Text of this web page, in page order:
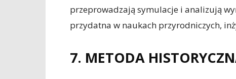
przeprowadzają symulacje i analizują
przydatna w naukach przyrodniczych,
7. METODA